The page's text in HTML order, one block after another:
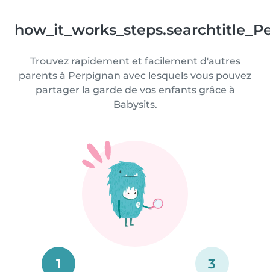
Trouvez rapidement et facilement d'autres
parents à Perpignan avec lesquels vous pouvez
partager la garde de vos enfants grâce à
Babysits.
1 3